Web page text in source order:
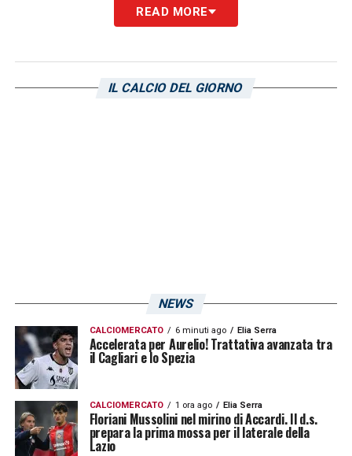
Cittadella, come riportato dall’
Unione sarda
d’impostazione.
READ MORE
IL CALCIO DEL GIORNO
NEWS
CALCIOMERCATO 6 minuti ago Elia Serra
Accelerata per Aurelio! Trattativa avanzata tra
il Cagliari e lo Spezia
CALCIOMERCATO 1 ora ago Elia Serra
Floriani Mussolini nel mirino di Accardi. Il d.s.
prepara la prima mossa per il laterale della
Lazio